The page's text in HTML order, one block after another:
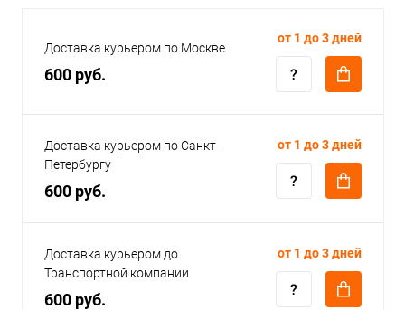
Доставка курьером по Москве
600 руб.
от 1 до 3 дней
Доставка курьером по Санкт-
Петербургу
600 руб.
от 1 до 3 дней
Доставка курьером до
Транспортной компании
600 руб.
от 1 до 3 дней